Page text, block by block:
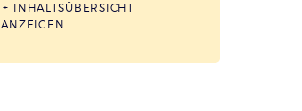
INHALTSÜBERSICHT
ANZEIGEN